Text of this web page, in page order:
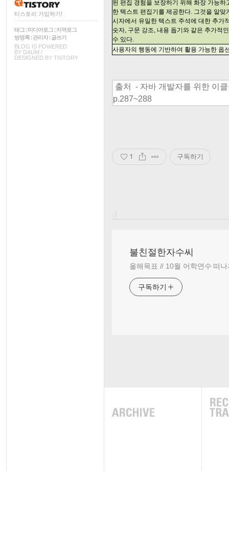
티스토리 가입하기!
태그 : 미디어로그 : 지역로그
방명록 : 관리자: 글쓰기
BLOG IS POWERED
BY DAUM /
DESIGNED BY TISTORY
된 편집 경험을 보장하기 위해 화장 가능하
한 텍스트 편집기를 제공한다. 그것을 알맞
시자에서 유일한 텍스트 주석에 대한 추가
숫자, 구문 강조, 내용 돕기와 같은 추가적
수 있다.
사용자의 행동에 기반하여 활용 가능한 옵
출처 - 자바 개발자를 위한 이
p.287~288
1 구독하기
, |
불친절한자수씨
올해목표 // 10월 어학연수 떠나
구독하기